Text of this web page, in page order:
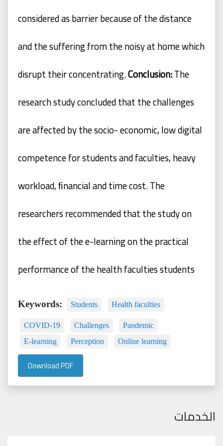
considered as barrier because of the distance
and the suffering from thenoisyathomewhich
disrupttheirconcentrating.Conclusion:The
research study concluded that the challenges
areaffected bythe socio-economic,lowdigital
competenceforstudentsandfaculties,heavy
workload, ﬁnancial and time cost. The
researchers recommended that thestudy on
the effect of the e-learning on the practical
performance of thehealthfacultiesstudents
Keywords: Students Health faculties
COVID-19 Challenges
Pandemic
E-learning
Perception Online learning
Download PDF
الخدمات